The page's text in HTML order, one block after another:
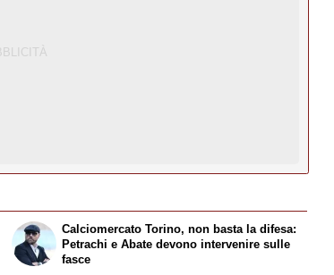
Calciomercato Torino, non basta la difesa:
Petrachi e Abate devono intervenire sulle
fasce